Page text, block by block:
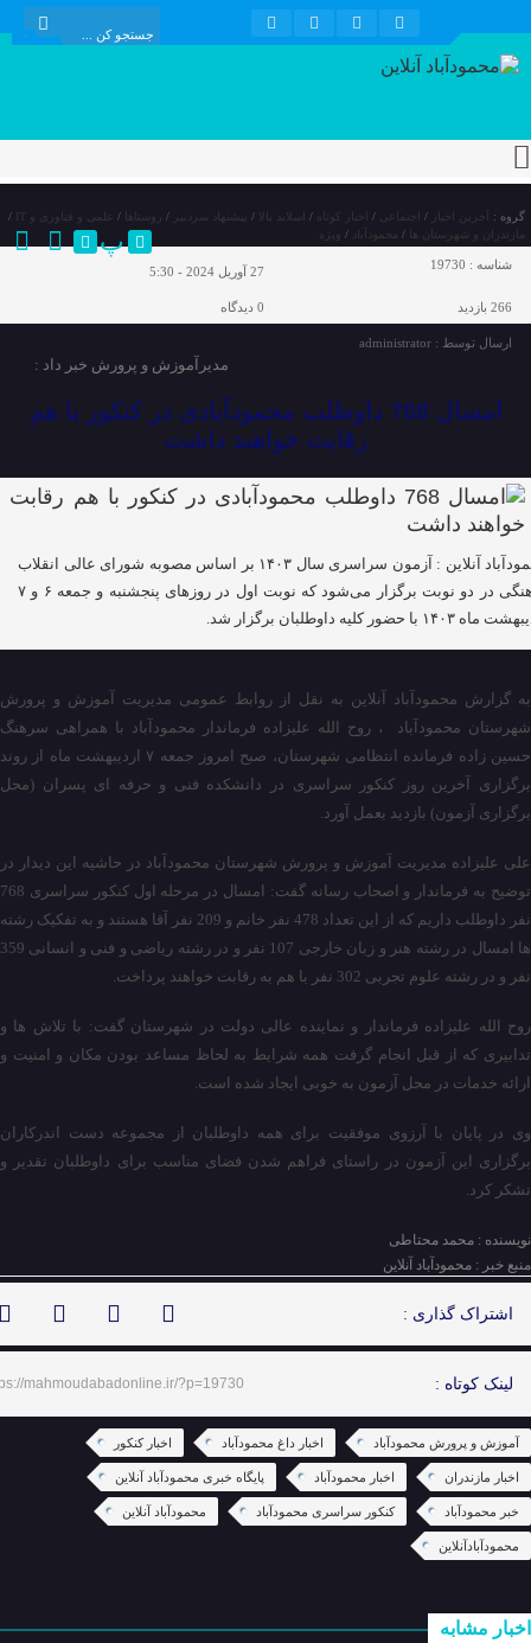
گروه : آخرین اخبار / اجتماعی / اخبار کوتاه / اسلاید بالا / پیشنهاد سردبیر / روستاها / علمی و فناوری و IT
/
مازندران و شهرستان ها
/ محمودآباد / ویژه پ
شناسه : 19730 27 آوریل 2024 - 5:30
266 بازدید 0 دیدگاه
ارسال توسط : administrator
مدیرآموزش و پرورش خبر داد :
امسال 768 داوطلب محمودآبادی در کنکور با هم
رقابت خواهند داشت
محمودآباد آنلاین : آزمون سراسری سال ۱۴۰۳ بر اساس مصوبه شورای عالی انقلاب
فرهنگی در دو نوبت برگزار می‌شود که نوبت اول در روزهای پنجشنبه و جمعه ۶ و ۷
۱۴۰۳ با حضور کلیه داوطلبان برگزار شد.
به گزارش محمودآباد آنلاین به نقل از روابط عمومی مدیریت آموزش و پرورش
شهرستان محمودآباد ، روح الله علیزاده فرماندار محمودآباد با همراهی سرهنگ
حسین زاده فرمانده انتظامی شهرستان، صبح امروز جمعه ۷ اردیبهشت ماه از روند
برگزاری آخرین روز کنکور سراسری در دانشکده فنی و حرفه ای پسران (محل
برگزاری آزمون) بازدید بعمل آورد.
علی علیزاده مدیریت آموزش و پرورش شهرستان محمودآباد در حاشیه این دیدار در
توضیح به فرماندار و اصحاب رسانه گفت: امسال در مرحله اول کنکور سراسری 768
نفر داوطلب داریم که از این تعداد 478 نفر خانم و 209 نفر آقا هستند و به تفکیک رشته
ها امسال در رشته هنر و زبان خارجی 107 نفر و در رشته ریاضی و فنی و انسانی 359
نفر و در رشته علوم تجربی 302 نفر با هم به رقابت خواهند پرداخت.
روح الله علیزاده فرماندار و نماینده عالی دولت در شهرستان گفت: با تلاش ها و
تدابیری که از قبل انجام گرفت همه شرایط به لحاظ مساعد بودن مکان و امنیت و
ارائه خدمات در محل آزمون به خوبی ایجاد شده است.
وی در پایان با آرزوی موفقیت برای همه داوطلبان از مجموعه دست اندرکاران
برگزاری این آزمون در راستای فراهم شدن فضای مناسب برای داوطلبان تقدیر و
تشکر کرد.
نویسنده : محمد محتاطی
منبع خبر : محمودآباد آنلاین
اشتراک گذاری :
لینک کوتاه : mahmoudabadonline.ir/?p=19730
آموزش و پرورش محمودآباد اخبار داغ محمودآباد اخبار کنکور
اخبار مازندران اخبار محمودآباد پایگاه خبری محمودآباد آنلاین
خبر محمودآباد کنکور سراسری محمودآباد محمودآباد آنلاین
محمودآبادآنلاین
اخبار مشابه